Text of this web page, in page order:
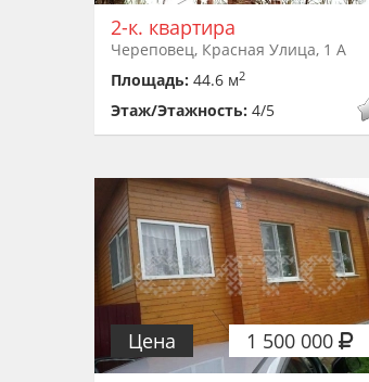
2-к. квартира
Череповец, Красная Улица, 1 А
Площадь: 44.6 м2
Этаж/Этажность: 4/5
1 500 000
Цена